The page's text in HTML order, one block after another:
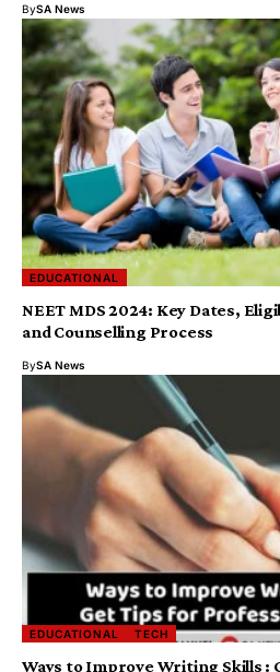
BySA News
EDUCATIONAL
NEET MDS 2024: Key Dates,
and Counselling Process
BySA News
EDUCATIONAL TECH
Ways to Improve Writing Skills :